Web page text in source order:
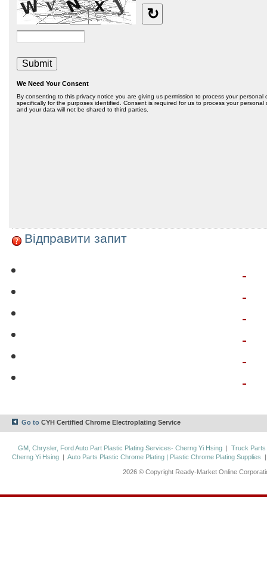
Відправити запит
Go to CYH Certified Chrome Electroplating Service
GM, Chrysler, Ford Auto Part Plastic Plating Services- Cherng Yi Hsing | Truck Parts
Cherng Yi Hsing |Auto Parts Plastic Chrome Plating | Plastic Chrome Plating Supplies
2026 © Copyright Ready-Market Online